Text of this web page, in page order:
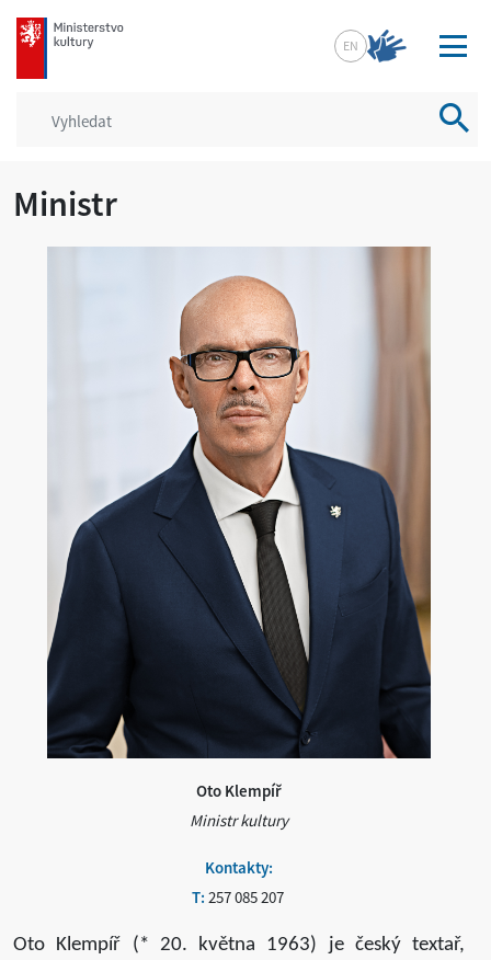
mkcr.cz
EN
Ministr
Oto Klempíř
Ministr kultury
Kontakty:
T: 257 085 207
Oto Klempíř (* 20. května 1963) je český textař,